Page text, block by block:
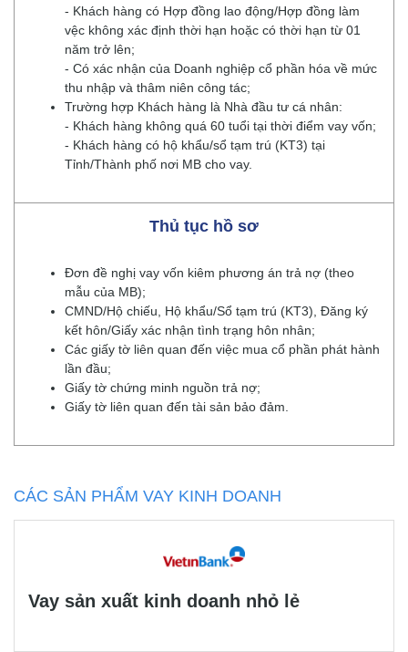
- Khách hàng có Hợp đồng lao động/Hợp đồng làm
vệc không xác định thời hạn hoặc có thời hạn từ 01
năm trở lên;
- Có xác nhận của Doanh nghiệp cổ phần hóa về mức
thu nhập và thâm niên công tác;
Trường hợp Khách hàng là Nhà đầu tư cá nhân:
- Khách hàng không quá 60 tuổi tại thời điểm vay vốn;
- Khách hàng có hộ khẩu/sổ tạm trú (KT3) tại
Tỉnh/Thành phố nơi MB cho vay.
Thủ tục hồ sơ
Đơn đề nghị vay vốn kiêm phương án trả nợ (theo
mẫu của MB);
CMND/Hộ chiếu, Hộ khẩu/Sổ tạm trú (KT3), Đăng ký
kết hôn/Giấy xác nhận tình trạng hôn nhân;
Các giấy tờ liên quan đến việc mua cổ phần phát hành
lần đầu;
Giấy tờ chứng minh nguồn trả nợ;
Giấy tờ liên quan đến tài sản bảo đảm.
CÁC SẢN PHẨM VAY KINH DOANH
Vay sản xuất kinh doanh nhỏ lẻ